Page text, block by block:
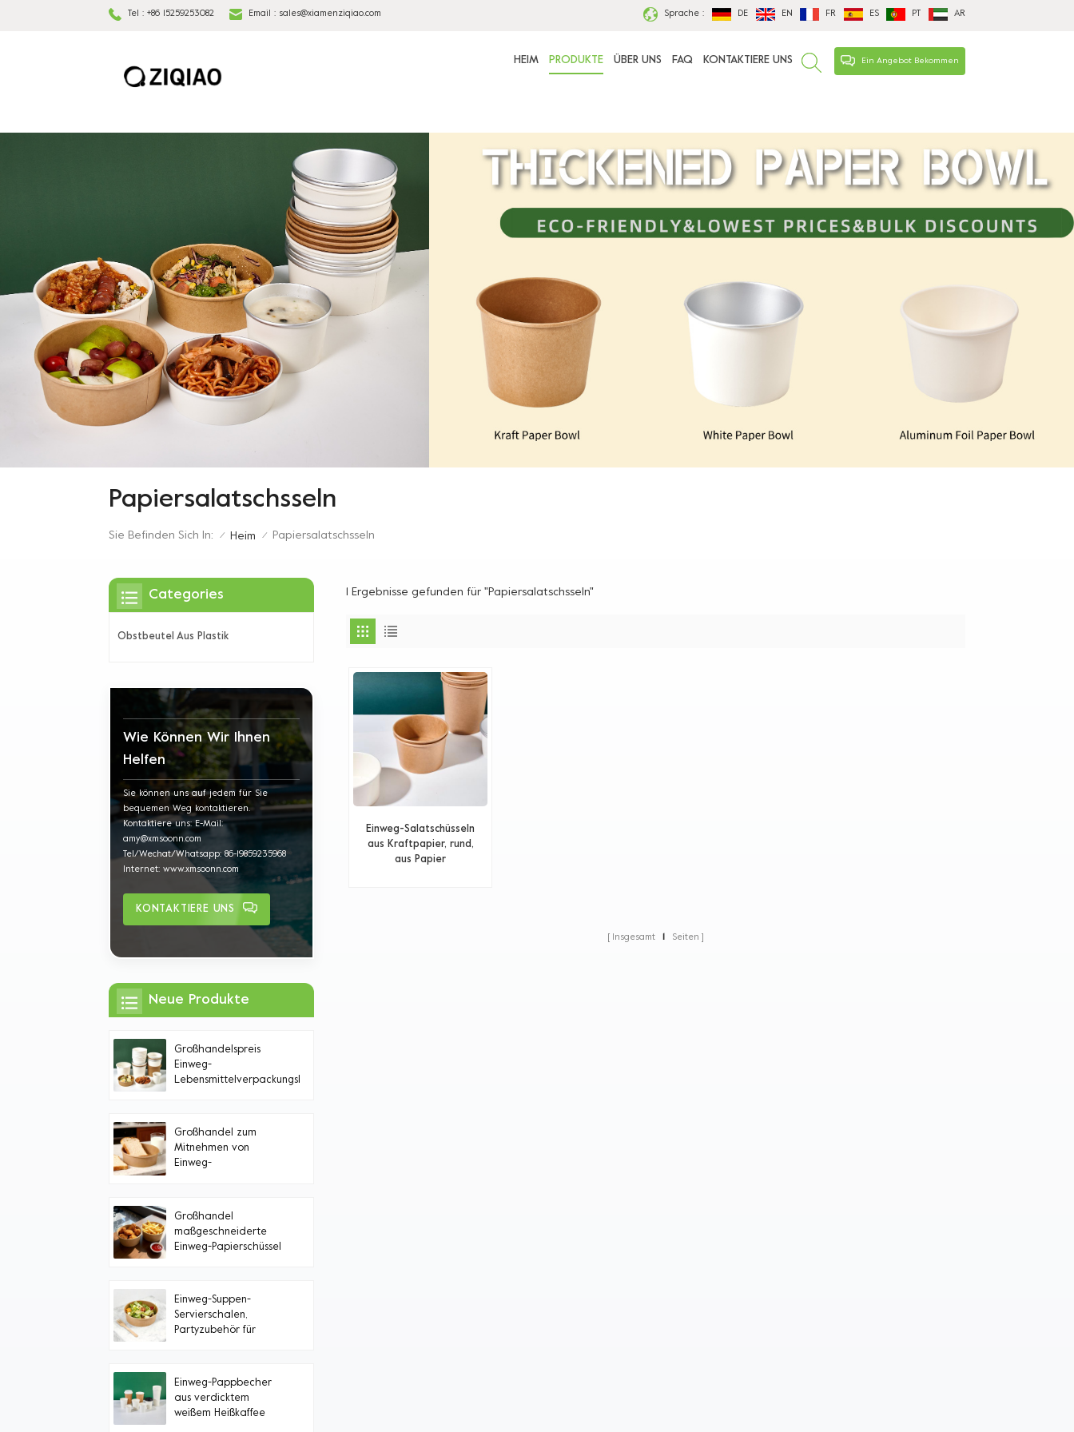
Tel : +86 15259253082 Email : sales@xiamenziqiao.com Sprache : DE EN FR ES PT AR
Ein Angebot Bekommen
HEIM PRODUKTE ÜBER UNS FAQ KONTAKTIERE UNS
Papiersalatschsseln
Sie Befinden Sich In: / Heim / Papiersalatschsseln
1 Ergebnisse gefunden für "Papiersalatschsseln"
Einweg-Salatschüsseln
aus Kraftpapier, rund,
aus Papier
Insgesamt Seiten
Categories
Obstbeutel Aus Plastik
Wie Können Wir Ihnen
Helfen
Sie können uns auf jedem für Sie
bequemen Weg kontaktieren.
Kontaktiere uns: E-Mail:
amy@xmsoonn.com
Tel/Wechat/Whatsapp: 86-19859235968
Internet: www.xmsoonn.com
KONTAKTIERE UNS
Neue Produkte
Großhandelspreis
Einweg-
Lebensmittelverpackungsbehälter
Großhandel zum
Mitnehmen von
Einweg-
Großhandel
maßgeschneiderte
Einweg-Papierschüssel
Einweg-Suppen-
Servierschalen,
Partyzubehör für
Einweg-Pappbecher
aus verdicktem
weißem Heißkaffee